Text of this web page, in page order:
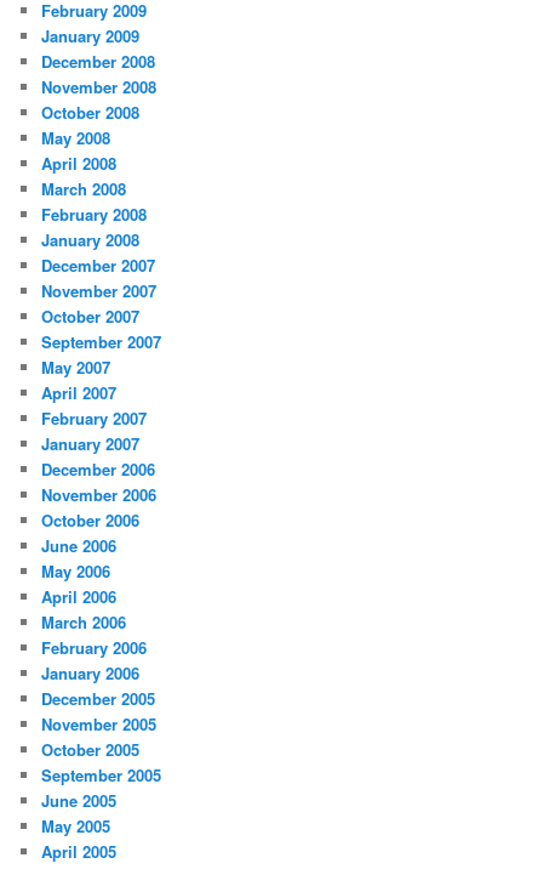
February 2009
January 2009
December 2008
November 2008
October 2008
May 2008
April 2008
March 2008
February 2008
January 2008
December 2007
November 2007
October 2007
September 2007
May 2007
April 2007
February 2007
January 2007
December 2006
November 2006
October 2006
June 2006
May 2006
April 2006
March 2006
February 2006
January 2006
December 2005
November 2005
October 2005
September 2005
June 2005
May 2005
April 2005